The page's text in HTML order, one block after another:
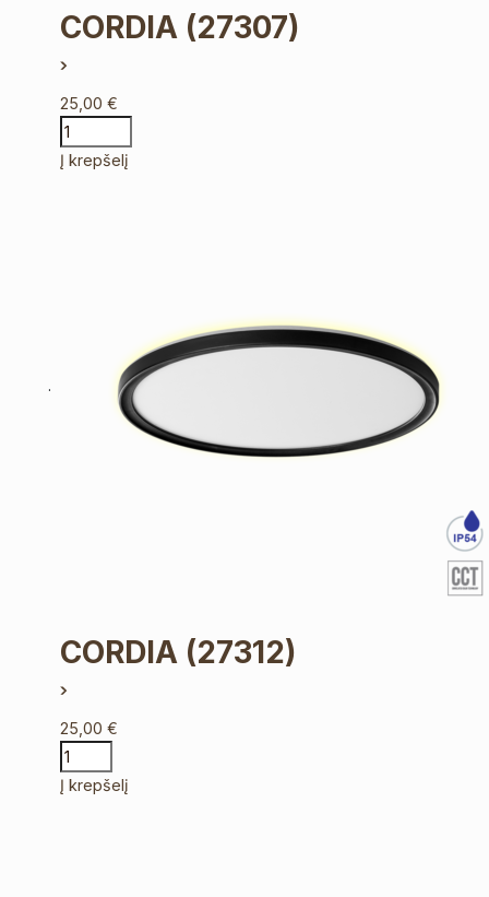
CORDIA (27307)
25,00€
Į krepšelį
CORDIA (27312)
25,00€
Į krepšelį